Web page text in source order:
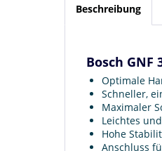
Beschreibung
Bosch GNF
Optimale
Schneller,
Maximaler
Leichtes
Hohe
Anschluss